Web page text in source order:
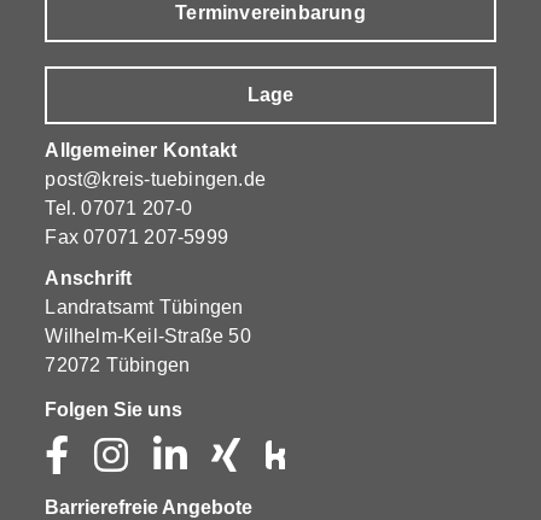
Terminvereinbarung
Lage
Allgemeiner Kontakt
post@kreis-tuebingen.de
Tel.07071 207-0
Fax 07071 207-5999
Anschrift
Landratsamt Tübingen
Wilhelm-Keil-Straße 50
72072 Tübingen
Folgen Sie uns
Barrierefreie Angebote